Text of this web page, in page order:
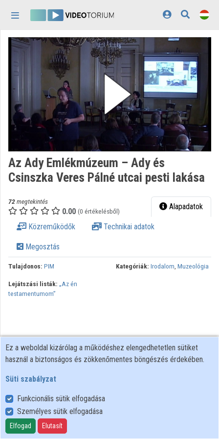
Kezdőlap
Bejelentkezés
Felfedezés
Kategóriák
Lejátszási listák
Intézmények
Közreműködők
Az Ady Emlékmúzeum – Ady és
Csinszka Veres Pálné utcai pesti lakása
72megtekintés
0.00 (0 értékelésből) Alapadatok
Közreműködők Technikai adatok
Megosztás
Tulajdonos: PIM Kategóriák: Irodalom, Muzeológia
Lejátszási listák: „Az én
testamentumom”
Felhasználói szabályzat
Adatkezelési tájékoztató
Süti szabályzat
Ez a weboldal kizárólag a működéshez elengedhetetlen sütiket
használ a biztonságos és zökkenőmentes böngészés érdekében.
Süti szabályzat
Funkcionális sütik elfogadása
Személyes sütik elfogadása
Elfogad Elutasít